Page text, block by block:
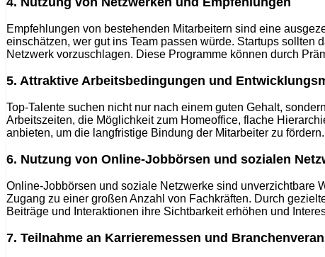
Empfehlungen von bestehenden Mitarbeitern sind eine
einschätzen, wer gut ins Team passen würde. Startups
Netzwerk vorzuschlagen. Diese Programme können durch
5. Attraktive Arbeitsbedingungen und
Top-Talente suchen nicht nur nach einem guten Gehalt,
Arbeitszeiten, die Möglichkeit zum Homeoffice, flache
anbieten, um die langfristige Bindung der Mitarbeiter zu fördern.
6. Nutzung von Online-Jobbörsen und sozialen
Online-Jobbörsen und soziale Netzwerke sind unverzichtbare
Zugang zu einer großen Anzahl von Fachkräften. Durch
Beiträge und Interaktionen ihre Sichtbarkeit erhöhen und
7. Teilnahme an Karrieremessen und